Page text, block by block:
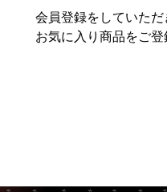
会員登録をしていただ
お気に入り商品をご